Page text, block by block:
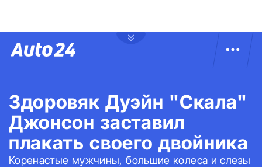
Здоровяк Дуэйн "Скала"
Джонсон заставил
плакать своего двойника
Коренастые мужчины, большие колеса и слезы